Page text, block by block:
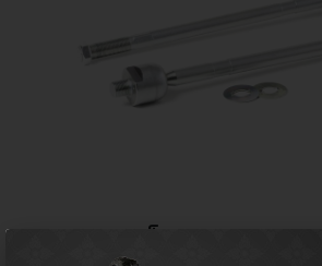
ลูกหมากแร็ค CAMRY 92-96